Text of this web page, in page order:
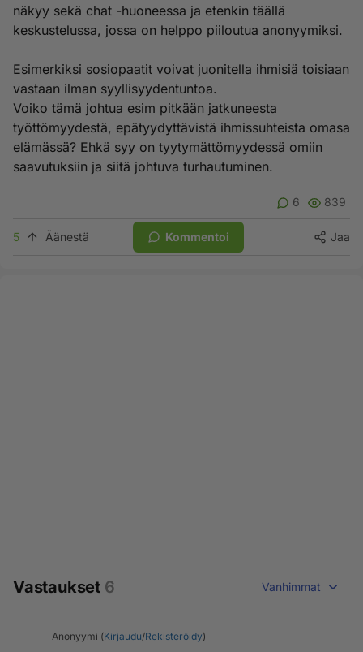
näkyy sekä chat -huoneessa ja etenkin täällä
keskustelussa, jossa on helppo piiloutua anonyymiksi.
Esimerkiksi sosiopaatit voivat juonitella ihmisiä toisiaan
vastaan ilman syyllisyydentuntoa.
Voiko tämä johtua esim pitkään jatkuneesta
työttömyydestä, epätyydyttävistä ihmissuhteista omasa
elämässä? Ehkä syy on tyytymättömyydessä omiin
saavutuksiin ja siitä johtuva turhautuminen.
6 839
5 Äänestä Kommentoi Jaa
Vastaukset 6 Vanhimmat
Anonyymi (Kirjaudu/Rekisteröidy)